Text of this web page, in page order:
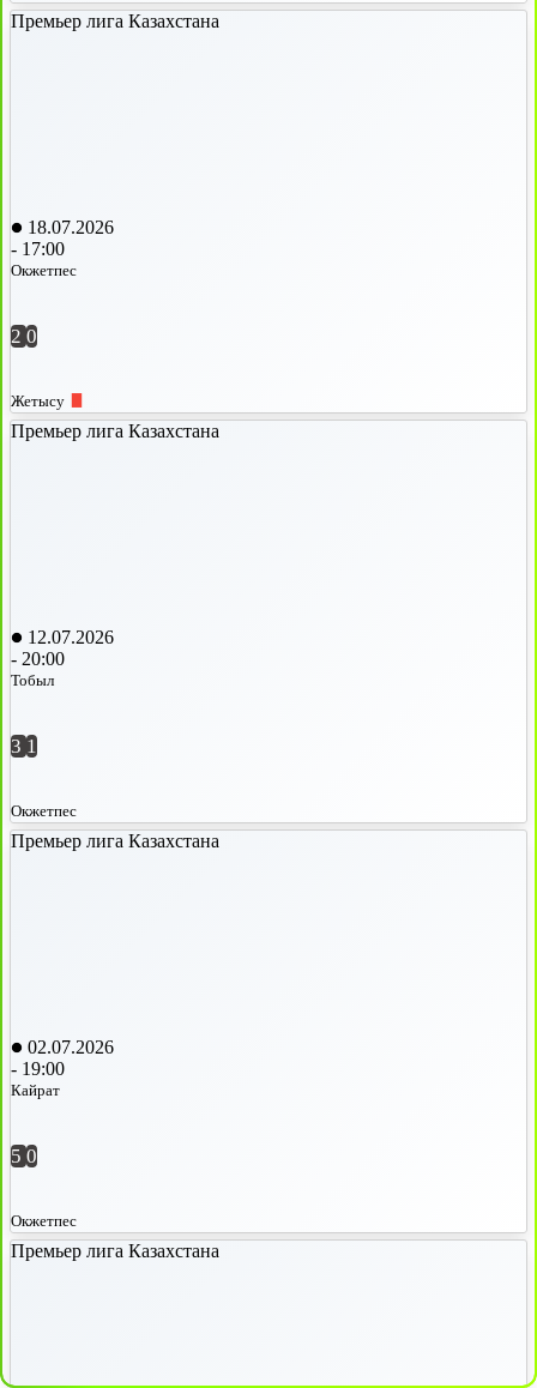
Премьер лига Казахстана
18.07.2026
- 17:00
Окжетпес
2 0
Жетысу
Премьер лига Казахстана
12.07.2026
- 20:00
Тобыл
3 1
Окжетпес
Премьер лига Казахстана
02.07.2026
- 19:00
Кайрат
5 0
Окжетпес
Премьер лига Казахстана